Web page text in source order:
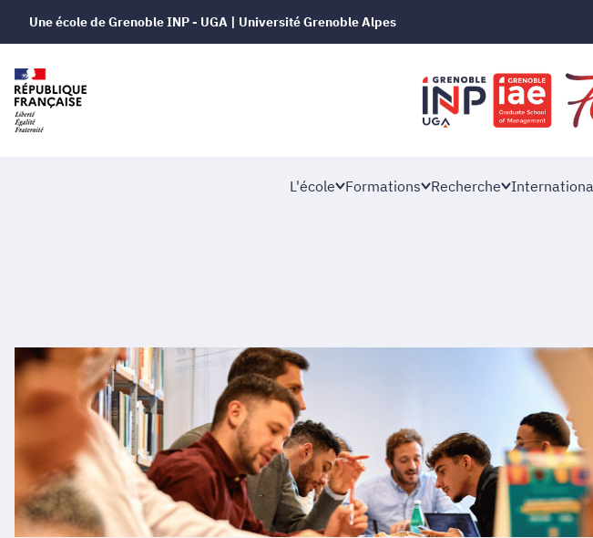
Une école de Grenoble INP - UGA | Université Grenoble Alpes
L'école Formations Recherche